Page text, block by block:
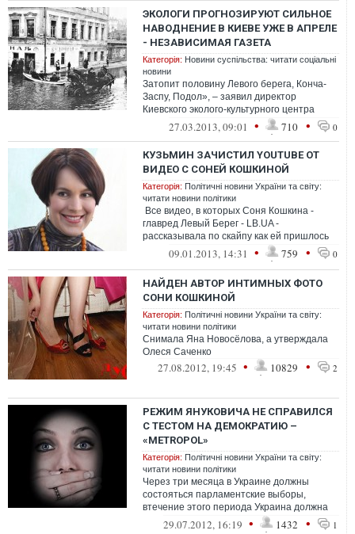
ЭКОЛОГИ ПРОГНОЗИРУЮТ СИЛЬНОЕ
НАВОДНЕНИЕ В КИЕВЕ УЖЕ В АПРЕЛЕ
- НЕЗАВИСИМАЯ ГАЗЕТА
Категорія: Новини суспільства: читати соціальні
новини
Затопит половину Левого берега, Конча-
Заспу, Подол», – заявил директор
Киевского эколого-культурного центра
Владимир Борейко в понедельник...
27.03.2013, 09:01 • 710 • 0
КУЗЬМИН ЗАЧИСТИЛ YOUTUBE ОТ
ВИДЕО С СОНЕЙ КОШКИНОЙ
Категорія: Політичні новини України та світу:
читати новини політики
Все видео, в которых Соня Кошкина -
главред Левый Берег - LB.UA -
рассказывала по скайпу как ей пришлось
уехать из страны из-за наезда прокура...
09.01.2013, 14:31 • 759 • 0
НАЙДЕН АВТОР ИНТИМНЫХ ФОТО
СОНИ КОШКИНОЙ
Категорія: Політичні новини України та світу:
читати новини політики
Снимала Яна Новосёлова, а утверждала
Олеся Саченко
27.08.2012, 19:45 • 10829 • 2
РЕЖИМ ЯНУКОВИЧА НЕ СПРАВИЛСЯ
С ТЕСТОМ НА ДЕМОКРАТИЮ –
«METROPOL»
Категорія: Політичні новини України та світу:
читати новини політики
Через три месяца в Украине должны
состояться парламентские выборы,
втечение этого периода Украина должна
пройти тест на демократию,проводимый
29.07.2012, 16:19 • 1432 • 1